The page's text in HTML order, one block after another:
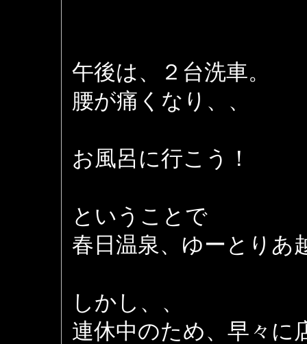
午後は、２台洗車。
腰が痛くなり、、
お風呂に行こう！
ということで
春日温泉、ゆーとりあ
しかし、、
連休中のため、早々に